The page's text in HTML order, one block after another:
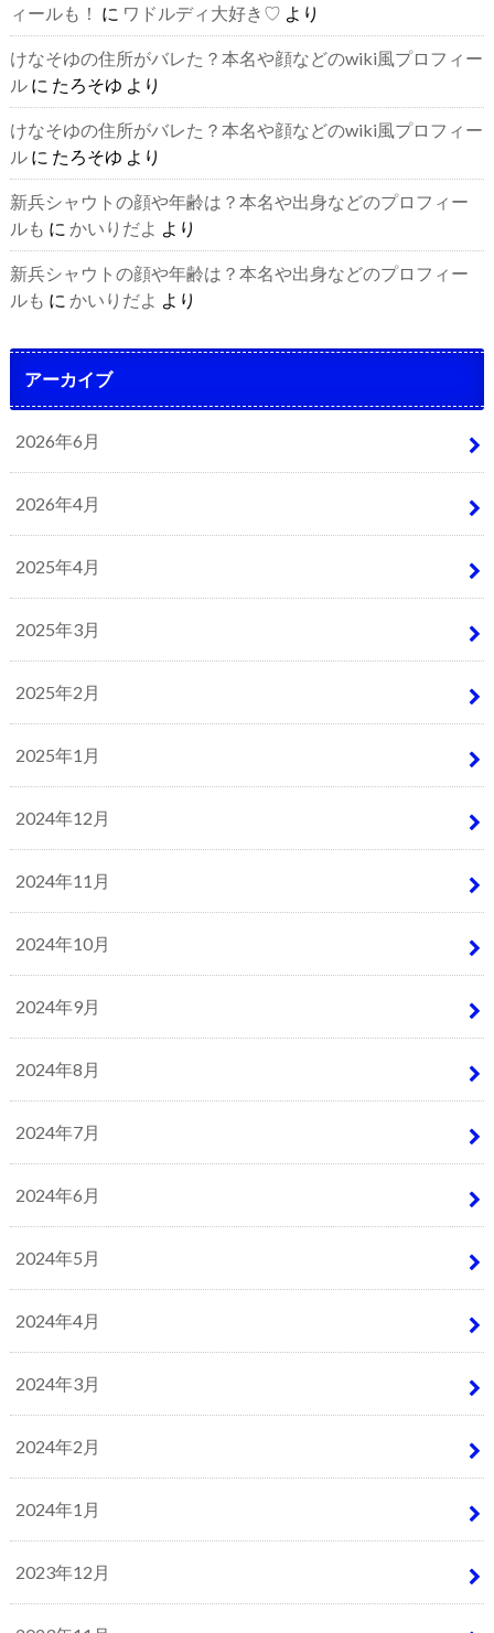
ィールも！ に ワドルディ大好き♡ より
けなそゆの住所がバレた？本名や顔などのwiki風プロフィー
ルに たろそゆ より
けなそゆの住所がバレた？本名や顔などのwiki風プロフィー
ルに たろそゆ より
新兵シャウトの顔や年齢は？本名や出身などのプロフィー
ルも に かいりだよ より
新兵シャウトの顔や年齢は？本名や出身などのプロフィー
ルも に かいりだよ より
アーカイブ
2026年6月
2026年4月
2025年4月
2025年3月
2025年2月
2025年1月
2024年12月
2024年11月
2024年10月
2024年9月
2024年8月
2024年7月
2024年6月
2024年5月
2024年4月
2024年3月
2024年2月
2024年1月
2023年12月